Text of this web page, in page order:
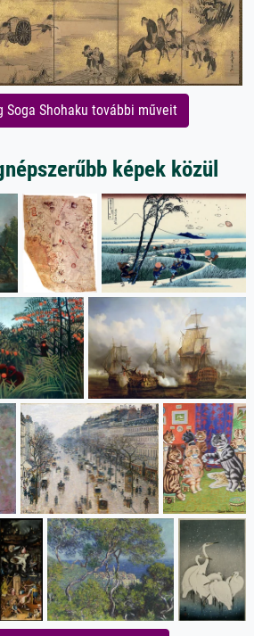
Soga Shohaku további műveit
képek közül